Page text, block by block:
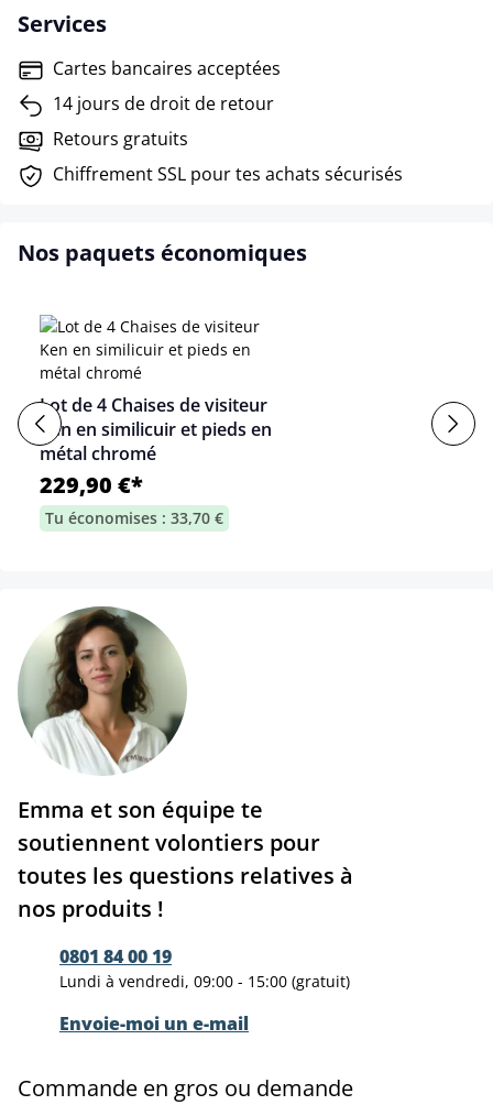
Services
Cartes bancaires acceptées
14 jours de droit de retour
Retours gratuits
Chiffrement SSL pour tes achats sécurisés
Nos paquets économiques
Lot de 4 Chaises de visiteur
Ken en similicuir et pieds en
métal chromé
229,90 €*
Tu économises : 33,70 €
Emma et son équipe te
soutiennent volontiers pour
toutes les questions relatives à
nos produits !
0801 84 00 19
Lundi à vendredi, 09:00 - 15:00 (gratuit)
Envoie-moi un e-mail
Commande en gros ou demande